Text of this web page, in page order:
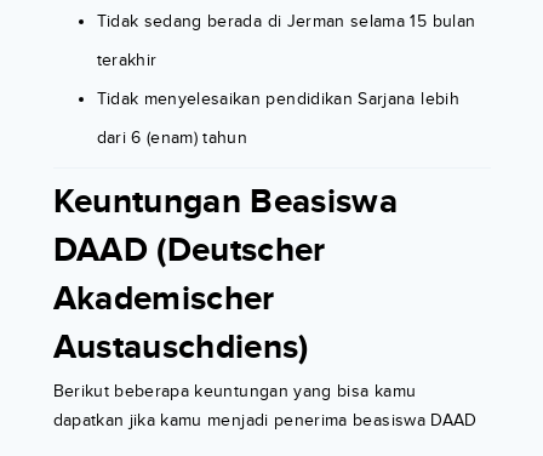
Tidak sedang berada di Jerman selama 15 bulan
terakhir
Tidak menyelesaikan pendidikan Sarjana lebih
dari 6 (enam) tahun
Keuntungan Beasiswa
DAAD (Deutscher
Akademischer
Austauschdiens)
Berikut beberapa keuntungan yang bisa kamu
dapatkan jika kamu menjadi penerima beasiswa DAAD